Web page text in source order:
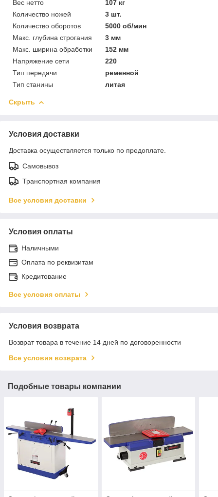
Вес нетто
107 кг
Количество ножей
3 шт.
Количество оборотов
5000 об/мин
Макс. глубина строгания
3 мм
Макс. ширина обработки
152 мм
Напряжение сети
220
Тип передачи
ременной
Тип станины
литая
Скрыть
Условия доставки
Доставка осуществляется только по предоплате.
Самовывоз
Транспортная компания
Все условия доставки
Условия оплаты
Наличными
Оплата по реквизитам
Кредитование
Все условия оплаты
Условия возврата
Возврат товара в течение 14 дней по договоренности
Все условия возврата
Подобные товары компании